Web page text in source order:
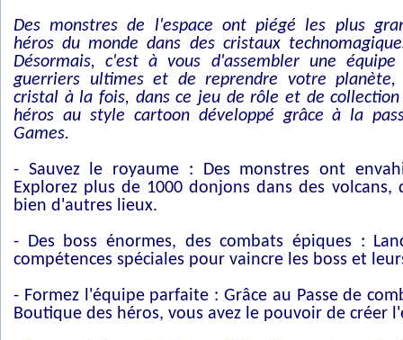
Des monstres de l'espace ont piégé les plus
héros du monde dans des cristaux
Désormais, c'est à vous d'assembler une équipe
guerriers ultimes et de reprendre votre planète,
cristal à la fois, dans ce jeu de rôle et de collection
héros au style cartoon développé grâce à la
Games.
- Sauvez le royaume : Des monstres ont
Explorez plus de 1000 donjons dans des volcans,
bien d'autres lieux.
- Des boss énormes, des combats épiques :
compétences spéciales pour vaincre les boss et
- Formez l'équipe parfaite : Grâce au Passe de
Boutique des héros, vous avez le pouvoir de créer